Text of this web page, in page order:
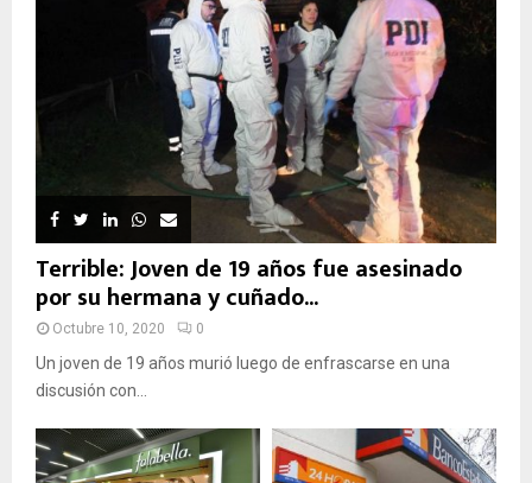
Terrible: Joven de 19 años fue asesinado
por su hermana y cuñado...
Octubre 10, 2020 0
Un joven de 19 años murió luego de enfrascarse en una
discusión con...